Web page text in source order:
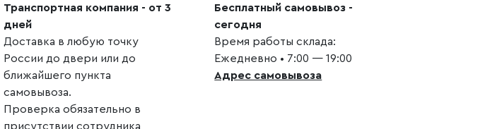
Транспортная компания - от 3
дней
Доставка в любую точку
России до двери или до
ближайшего пункта
самовывоза.
Проверка обязательно в
присутствии сотрудника
Бесплатный самовывоз -
сегодня
Время работы склада:
Ежедневно • 7:00 — 19:00
Адрес самовывоза